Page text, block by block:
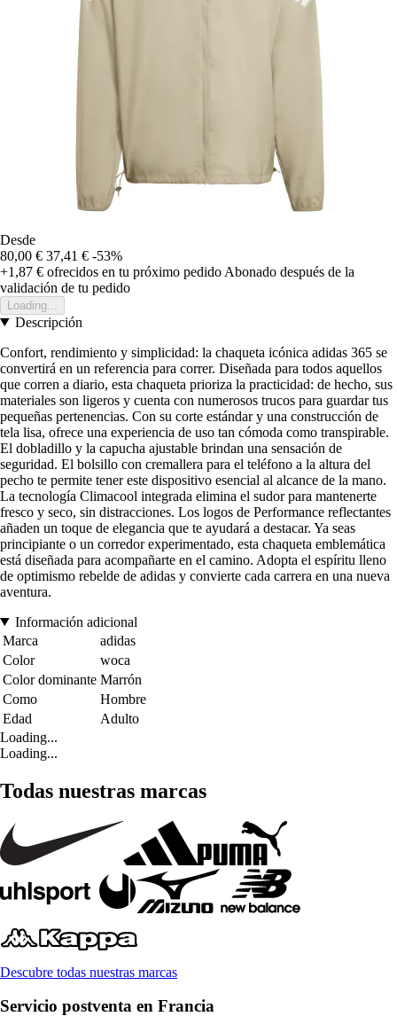
Desde
80,00 € 37,41 € -53%
+1,87 € ofrecidos en tu próximo pedido Abonado después de la
validación de tu pedido
Loading...
Descripción
Confort, rendimiento y simplicidad: la chaqueta icónica adidas 365 se
convertirá en un referencia para correr. Diseñada para todos aquellos
que corren a diario, esta chaqueta prioriza la practicidad: de hecho, sus
materiales son ligeros y cuenta con numerosos trucos para guardar tus
pequeñas pertenencias. Con su corte estándar y una construcción de
tela lisa, ofrece una experiencia de uso tan cómoda como transpirable.
El dobladillo y la capucha ajustable brindan una sensación de
seguridad. El bolsillo con cremallera para el teléfono a la altura del
pecho te permite tener este dispositivo esencial al alcance de la mano.
La tecnología Climacool integrada elimina el sudor para mantenerte
fresco y seco, sin distracciones. Los logos de Performance reflectantes
añaden un toque de elegancia que te ayudará a destacar. Ya seas
principiante o un corredor experimentado, esta chaqueta emblemática
está diseñada para acompañarte en el camino. Adopta el espíritu lleno
de optimismo rebelde de adidas y convierte cada carrera en una nueva
aventura.
Información adicional
Marca
adidas
Color
woca
Color dominante Marrón
Como
Hombre
Edad
Adulto
Loading...
Loading...
Todas nuestras marcas
Descubre todas nuestras marcas
Servicio postventa en Francia